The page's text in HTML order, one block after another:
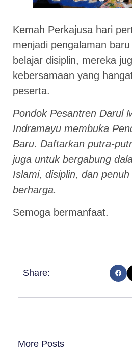
Kemah Perkajusa hari
menjadi pengalaman
belajar disiplin, mereka
kebersamaan yang
peserta.
Pondok Pesantren Darul
Indramayu membuka
Baru. Daftarkan putra-
juga untuk bergabung
Islami, disiplin, dan
berharga.
Semoga bermanfaat.
Share:
More Posts